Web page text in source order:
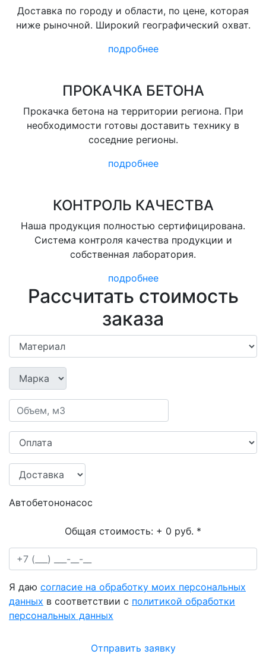
Доставка по городу и области, по цене, которая
ниже рыночной. Широкий географический охват.
подробнее
ПРОКАЧКА БЕТОНА
Прокачка бетона на территории региона. При
необходимости готовы доставить технику в
соседние регионы.
подробнее
КОНТРОЛЬ КАЧЕСТВА
Наша продукция полностью сертифицирована.
Система контроля качества продукции и
собственная лаборатория.
подробнее
Рассчитать стоимость
заказа
Автобетононасос
Общая стоимость: + 0 руб. *
Я даю согласие на обработку моих персональных
данных в соответствии с политикой обработки
персональных данных
Отправить заявку